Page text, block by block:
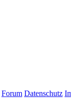
Forum Datenschutz